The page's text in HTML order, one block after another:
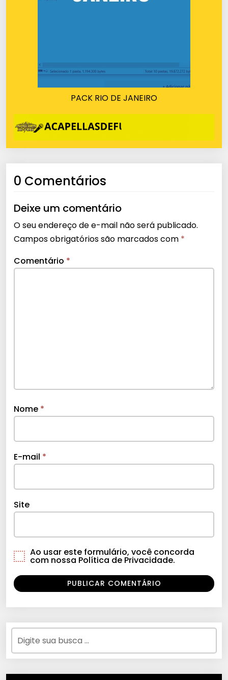
PACK RIO DE JANEIRO
0 Comentários
Deixe um comentário
O seu endereço de e-mail não será publicado.
Campos obrigatórios são marcados com *
Comentário *
Nome *
E-mail *
Site
Ao usar este formulário, você concorda
com nossa Política de Privacidade.